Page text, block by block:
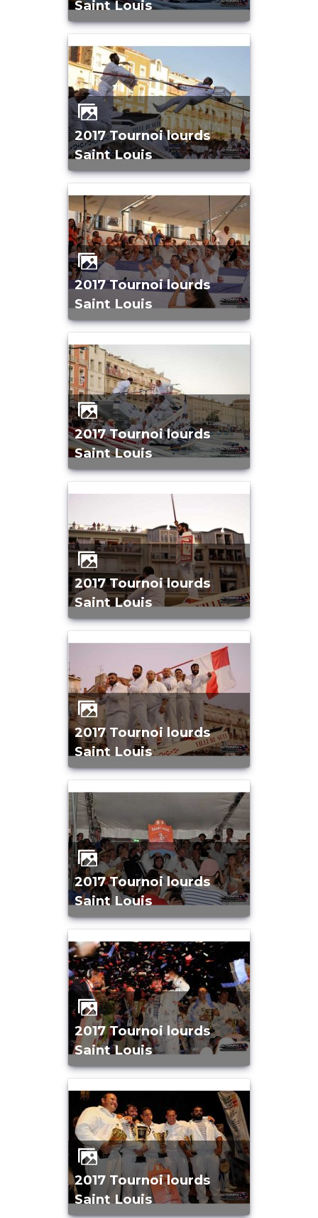
Saint Louis
2017 Tournoi lourds
Saint Louis
2017 Tournoi lourds
Saint Louis
2017 Tournoi lourds
Saint Louis
2017 Tournoi lourds
Saint Louis
2017 Tournoi lourds
Saint Louis
2017 Tournoi lourds
Saint Louis
2017 Tournoi lourds
Saint Louis
2017 Tournoi lourds
Saint Louis